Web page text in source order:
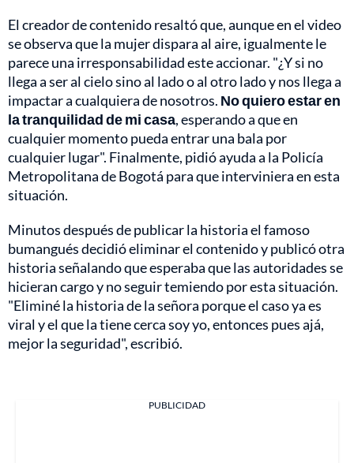
El creador de contenido resaltó que, aunque en el video
se observa que la mujer dispara al aire, igualmente le
parece una irresponsabilidad este accionar. "¿Y si no
llega a ser al cielo sino al lado o al otro lado y nos llega a
impactar a cualquiera de nosotros. No quiero estar en
la tranquilidad de mi casa, esperando a que en
cualquier momento pueda entrar una bala por
cualquier lugar". Finalmente, pidió ayuda a la Policía
Metropolitana de Bogotá para que interviniera en esta
situación.
Minutos después de publicar la historia el famoso
bumangués decidió eliminar el contenido y publicó otra
historia señalando que esperaba que las autoridades se
hicieran cargo y no seguir temiendo por esta situación.
"Eliminé la historia de la señora porque el caso ya es
viral y el que la tiene cerca soy yo, entonces pues ajá,
mejor la seguridad", escribió.
PUBLICIDAD